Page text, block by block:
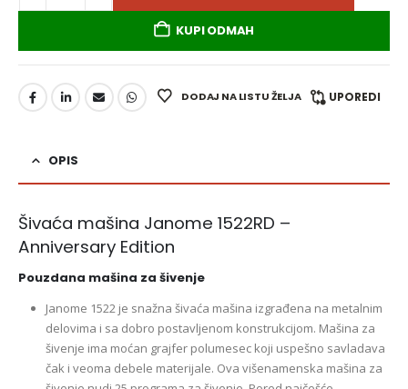
KUPI ODMAH
DODAJ NA LISTU ŽELJA UPOREDI
OPIS
Šivaća mašina Janome 1522RD –
Anniversary Edition
Pouzdana mašina za šivenje
Janome 1522 je snažna šivaća mašina izgrađena na metalnim
delovima i sa dobro postavljenom konstrukcijom. Mašina za
šivenje ima moćan grajfer polumesec koji uspešno savladava
čak i veoma debele materijale. Ova višenamenska mašina za